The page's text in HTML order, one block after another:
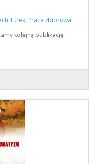
Turek, Praca zbiorowa
kolejną publikację